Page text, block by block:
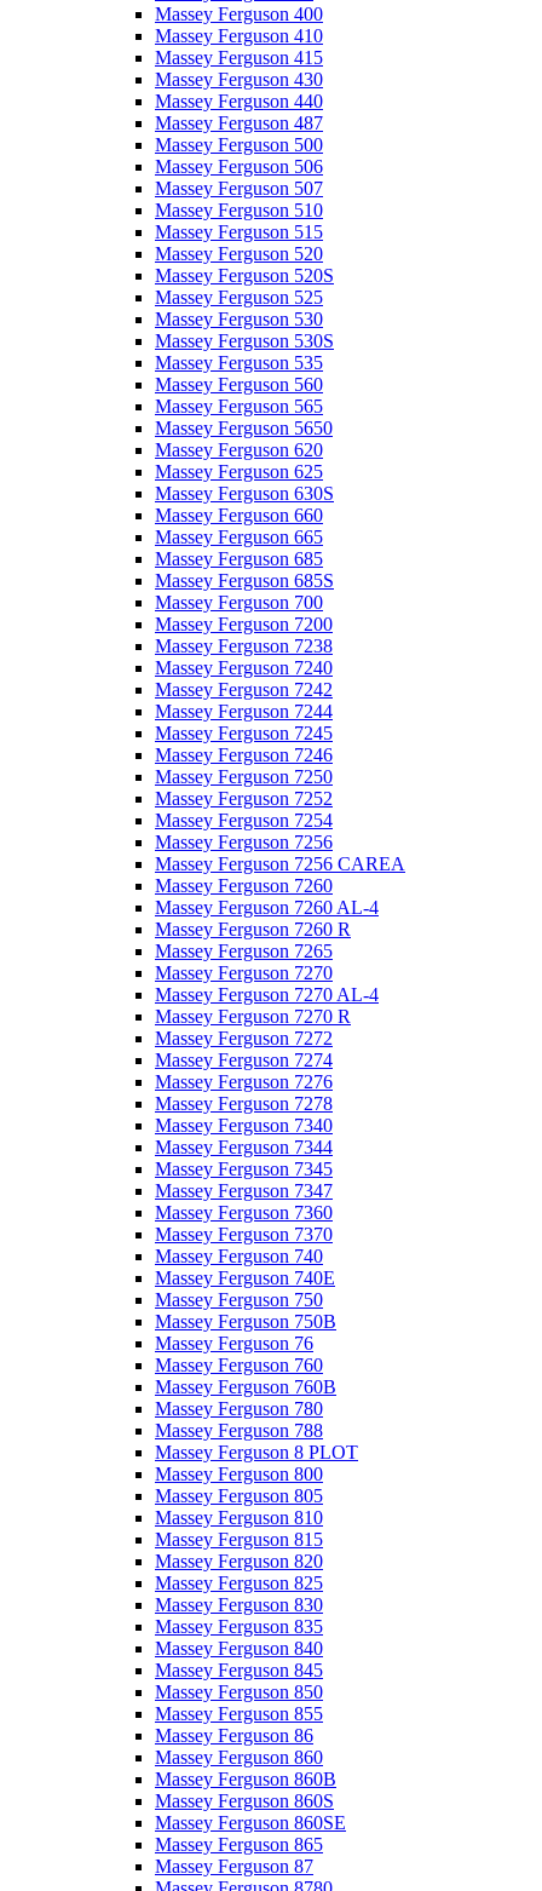
Massey Ferguson 400
Massey Ferguson 410
Massey Ferguson 415
Massey Ferguson 430
Massey Ferguson 440
Massey Ferguson 487
Massey Ferguson 500
Massey Ferguson 506
Massey Ferguson 507
Massey Ferguson 510
Massey Ferguson 515
Massey Ferguson 520
Massey Ferguson 520S
Massey Ferguson 525
Massey Ferguson 530
Massey Ferguson 530S
Massey Ferguson 535
Massey Ferguson 560
Massey Ferguson 565
Massey Ferguson 5650
Massey Ferguson 620
Massey Ferguson 625
Massey Ferguson 630S
Massey Ferguson 660
Massey Ferguson 665
Massey Ferguson 685
Massey Ferguson 685S
Massey Ferguson 700
Massey Ferguson 7200
Massey Ferguson 7238
Massey Ferguson 7240
Massey Ferguson 7242
Massey Ferguson 7244
Massey Ferguson 7245
Massey Ferguson 7246
Massey Ferguson 7250
Massey Ferguson 7252
Massey Ferguson 7254
Massey Ferguson 7256
Massey Ferguson 7256 CAREA
Massey Ferguson 7260
Massey Ferguson 7260 AL-4
Massey Ferguson 7260 R
Massey Ferguson 7265
Massey Ferguson 7270
Massey Ferguson 7270 AL-4
Massey Ferguson 7270 R
Massey Ferguson 7272
Massey Ferguson 7274
Massey Ferguson 7276
Massey Ferguson 7278
Massey Ferguson 7340
Massey Ferguson 7344
Massey Ferguson 7345
Massey Ferguson 7347
Massey Ferguson 7360
Massey Ferguson 7370
Massey Ferguson 740
Massey Ferguson 740E
Massey Ferguson 750
Massey Ferguson 750B
Massey Ferguson 76
Massey Ferguson 760
Massey Ferguson 760B
Massey Ferguson 780
Massey Ferguson 788
Massey Ferguson 8 PLOT
Massey Ferguson 800
Massey Ferguson 805
Massey Ferguson 810
Massey Ferguson 815
Massey Ferguson 820
Massey Ferguson 825
Massey Ferguson 830
Massey Ferguson 835
Massey Ferguson 840
Massey Ferguson 845
Massey Ferguson 850
Massey Ferguson 855
Massey Ferguson 86
Massey Ferguson 860
Massey Ferguson 860B
Massey Ferguson 860S
Massey Ferguson 860SE
Massey Ferguson 865
Massey Ferguson 87